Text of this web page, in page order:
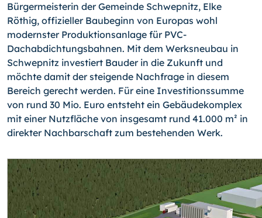
Bürgermeisterin der Gemeinde Schwepnitz, Elke
Röthig, offizieller Baubeginn von Europas wohl
modernster Produktionsanlage für PVC-
Dachabdichtungsbahnen. Mit dem Werksneubau in
Schwepnitz investiert Bauder in die Zukunft und
möchte damit der steigende Nachfrage in diesem
Bereich gerecht werden. Für eine Investitionssumme
von rund 30 Mio. Euro entsteht ein Gebäudekomplex
mit einer Nutzfläche von insgesamt rund 41.000 m² in
direkter Nachbarschaft zum bestehenden Werk.